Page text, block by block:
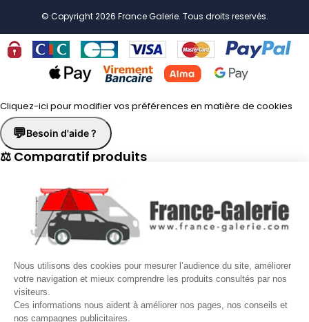
Nous utilisons des cookies pour mesurer l’audience du site, améliorer
votre navigation et mieux comprendre les produits consultés par nos
visiteurs.
Ces informations nous aident à améliorer nos pages, nos conseils et
nos campagnes publicitaires.
© Copyright 2026 France Galerie. Tous droits reservés.
Cliquez-ici pour modifier vos préférences en matière de cookies
💬Besoin d'aide ?
⚖ Comparatif produits
📋 Fiche technique
Demander un rappel
Nos conseillers vous rappellent duLundi au Vendredide8h30 à
17h30.